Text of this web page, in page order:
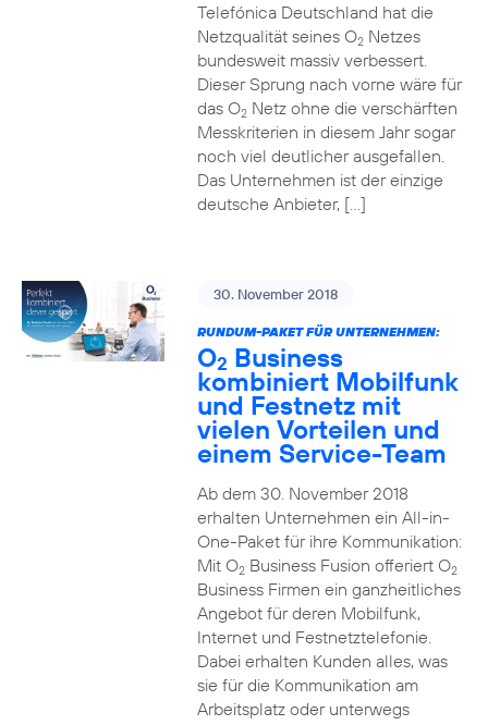
Telefónica Deutschland hat die
Netzqualität seines O2Netzes
bundesweit massiv verbessert.
Dieser Sprung nach vorne wäre für
das O2Netz ohne die verschärften
Messkriterien in diesem Jahr sogar
noch viel deutlicher ausgefallen.
Das Unternehmen ist der einzige
deutsche Anbieter, […]
30. November 2018
RUNDUM-PAKET FÜR UNTERNEHMEN:
O2 Business
kombiniert Mobilfunk
und Festnetz mit
vielen Vorteilen und
einem Service-Team
Ab dem 30. November 2018
erhalten Unternehmen ein All-in-
One-Paket für ihre Kommunikation:
Mit O2Business Fusion offeriert O2
Business Firmen ein ganzheitliches
Angebot für deren Mobilfunk,
Internet und Festnetztelefonie.
Dabei erhalten Kunden alles, was
sie für die Kommunikation am
Arbeitsplatz oder unterwegs